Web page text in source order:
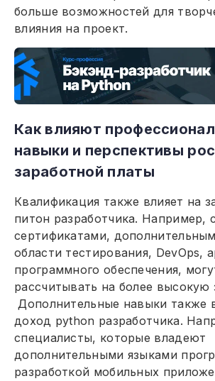
больше возможностей для
влияния на проект.
Как влияют
навыки и перспективы
заработной платы
Квалификация также влияет на
питон разработчика. Например,
сертификатами,
области тестирования, DevOps,
программного обеспечения,
рассчитывать на более высокую
Дополнительные навыки также
доход python разработчика.
специалисты, которые владеют
дополнительными языками
разработкой мобильных